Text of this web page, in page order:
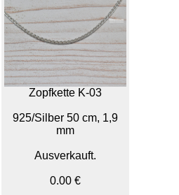
Zopfkette K-03
925/Silber 50 cm, 1,9
mm
Ausverkauft.
0.00 €